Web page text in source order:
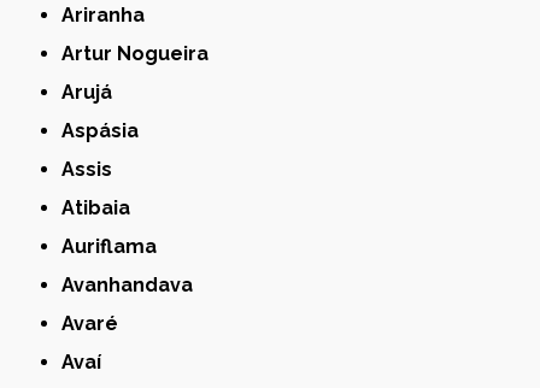
Ariranha
Artur Nogueira
Arujá
Aspásia
Assis
Atibaia
Auriflama
Avanhandava
Avaré
Avaí